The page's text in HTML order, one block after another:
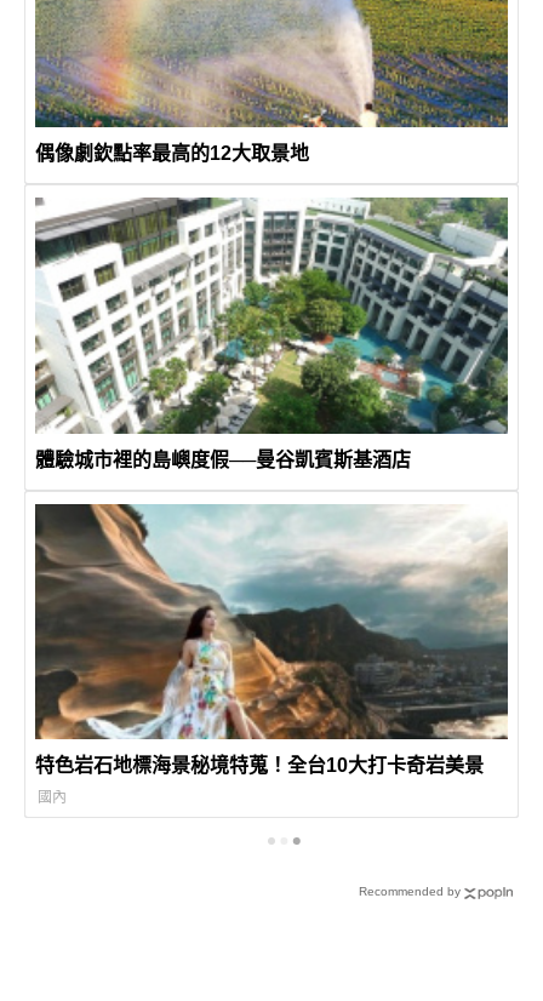
偶像劇欽點率最高的12大取景地
體驗城市裡的島嶼度假──曼谷凱賓斯基酒店
特色岩石地標海景秘境特蒐！全台10大打卡奇岩美景
國內
Recommended by